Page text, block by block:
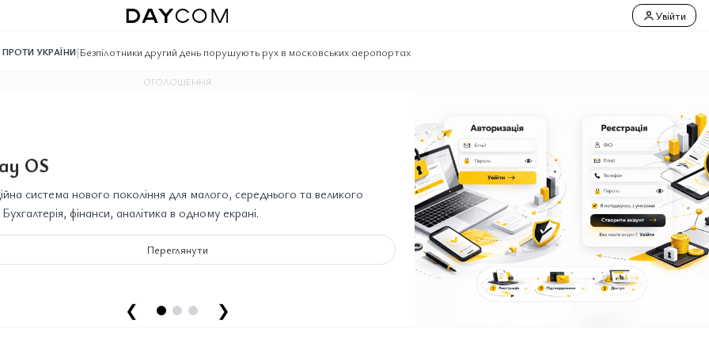
Увійти
ПРОТИ УКРАЇНИ|Безпілотники другий день порушують рух в московських аеропортах
ОГОЛОШЕННЯ
OS
система нового покоління для малого, середнього та великого
Бухгалтерія, фінанси, аналітика в одному екрані.
Переглянути
❮ ❯